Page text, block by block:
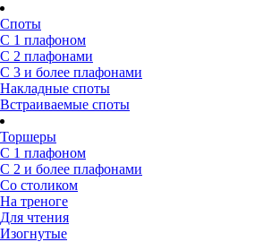
Споты
С 1 плафоном
С 2 плафонами
С 3 и более плафонами
Накладные споты
Встраиваемые споты
Торшеры
С 1 плафоном
С 2 и более плафонами
Со столиком
На треноге
Для чтения
Изогнутые